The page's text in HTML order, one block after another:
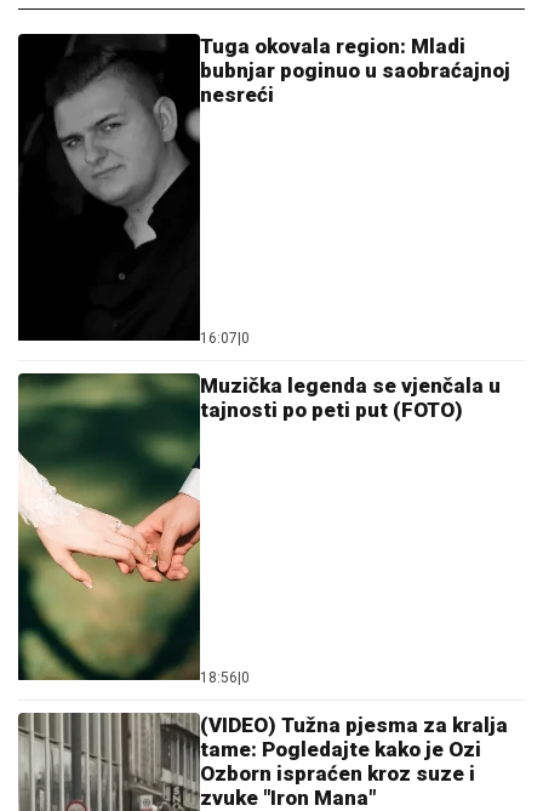
Tuga okovala region: Mladi
bubnjar poginuo u saobraćajnoj
nesreći
16:07 0
Muzička legenda se vjenčala u
tajnosti po peti put (FOTO)
18:56 0
(VIDEO) Tužna pjesma za kralja
tame: Pogledajte kako je Ozi
Ozborn ispraćen kroz suze i
zvuke "Iron Mana"